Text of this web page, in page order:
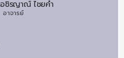
อชิรญาณ์ ไชยคำ
อาจารย์